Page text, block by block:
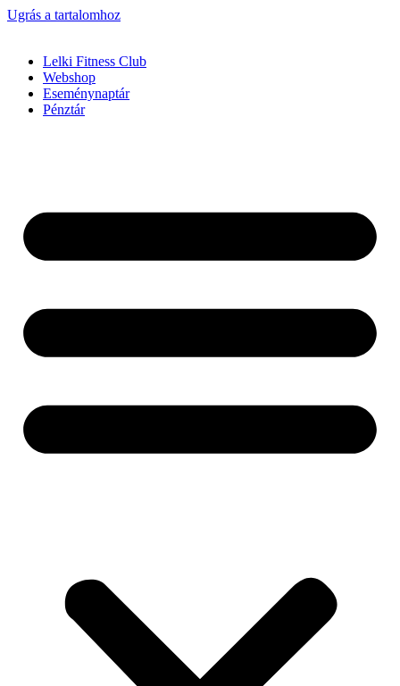
Ugrás a tartalomhoz
Lelki Fitness Club
Webshop
Eseménynaptár
Pénztár